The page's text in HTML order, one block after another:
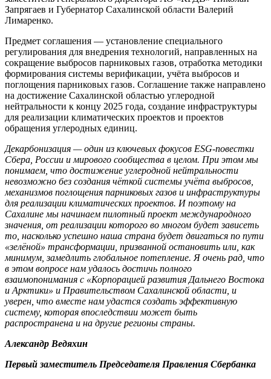
Запрягаев и Губернатор Сахалинской области Валерий
Лимаренко.
Предмет соглашения — установление специального
регулирования для внедрения технологий, направленных на
сокращение выбросов парниковых газов, отработка методики
формирования системы верификации, учёта выбросов и
поглощения парниковых газов. Соглашение также направлено
на достижение Сахалинской областью углеродной
нейтральности к концу 2025 года, создание инфраструктуры
для реализации климатических проектов и проектов
обращения углеродных единиц.
Декарбонизация — один из ключевых фокусов ESG-повестки
Сбера, России и мирового сообщества в целом. При этом мы
понимаем, что достижение углеродной нейтральности
невозможно без создания чёткой системы учёта выбросов,
механизмов поглощения парниковых газов и инфраструктуры
для реализации климатических проектов. И поэтому на
Сахалине мы начинаем пилотный проект международного
значения, от реализации которого во многом будет зависеть
то, насколько успешно наша страна будет двигаться по пути
«зелёной» трансформации, призванной остановить или, как
минимум, замедлить глобальное потепление. Я очень рад, что
в этом вопросе нам удалось достичь полного
взаимопонимания с «Корпорацией развития Дальнего Востока
и Арктики» и Правительством Сахалинской области, и
уверен, что вместе нам удастся создать эффективную
систему, которая впоследствии может быть
распространена и на другие регионы страны.
Александр Ведяхин
Первый заместитель Председателя Правления Сбербанка